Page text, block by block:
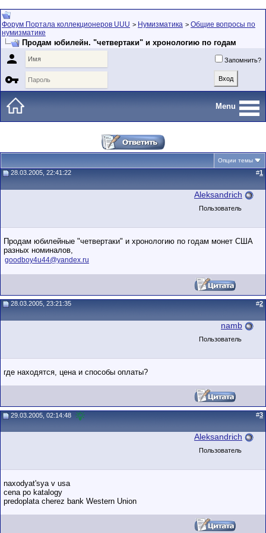
Форум Портала коллекционеров UUU > Нумизматика > Общие вопросы по
нумизматике
Продам юбилейн. "четвертаки" и xpoнoлoгию по годaм
 Запомнить?

Menu
Опции темы
28.03.2005, 22:41:22 #1
Aleksandrich
Пользователь
Продам юбилейныe "четвертаки" и xpoнoлoгию по годaм монет США
рaзныx нoминaлов,
goodboy4u44@yandex.ru
28.03.2005, 23:21:35 #2
namb
Пользователь
где находятся, цена и способы оплаты?
29.03.2005, 02:14:48 #3
Aleksandrich
Пользователь
naxodyat'sya v usa
cena po katalogy
predoplata cherez bank Western Union